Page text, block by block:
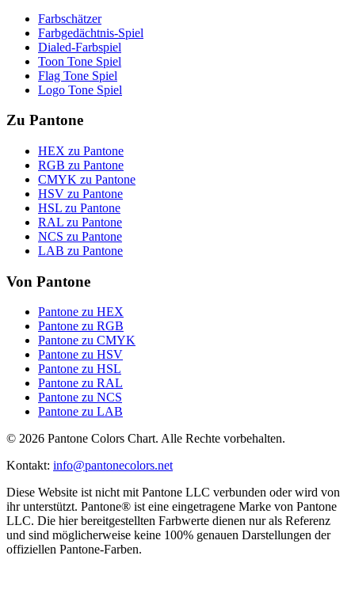
Farbschätzer
Farbgedächtnis-Spiel
Dialed-Farbspiel
Toon Tone Spiel
Flag Tone Spiel
Logo Tone Spiel
Zu Pantone
HEX zu Pantone
RGB zu Pantone
CMYK zu Pantone
HSV zu Pantone
HSL zu Pantone
RAL zu Pantone
NCS zu Pantone
LAB zu Pantone
Von Pantone
Pantone zu HEX
Pantone zu RGB
Pantone zu CMYK
Pantone zu HSV
Pantone zu HSL
Pantone zu RAL
Pantone zu NCS
Pantone zu LAB
© 2026 Pantone Colors Chart. Alle Rechte vorbehalten.
Kontakt: info@pantonecolors.net
Diese Website ist nicht mit Pantone LLC verbunden oder wird von
ihr unterstützt. Pantone® ist eine eingetragene Marke von Pantone
LLC. Die hier bereitgestellten Farbwerte dienen nur als Referenz
und sind möglicherweise keine 100% genauen Darstellungen der
offiziellen Pantone-Farben.